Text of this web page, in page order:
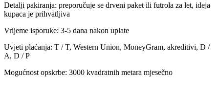
Detalji pakiranja: preporučuje se drveni paket ili futrola za let, ideja
kupaca je prihvatljiva
Vrijeme isporuke: 3-5 dana nakon uplate
Uvjeti plaćanja: T / T, Western Union, MoneyGram, akreditivi, D /
A, D / P
Mogućnost opskrbe: 3000 kvadratnih metara mjesečno